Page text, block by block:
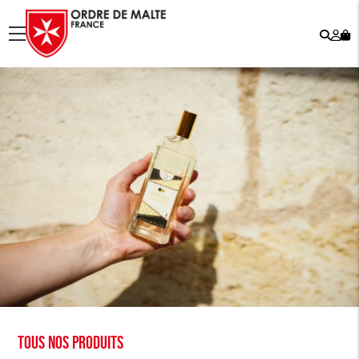
menu
Tous nos produits